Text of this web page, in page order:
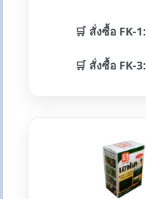
🛒 สั่งซื้อ FK-1:
🛒 สั่งซื้อ FK-3: